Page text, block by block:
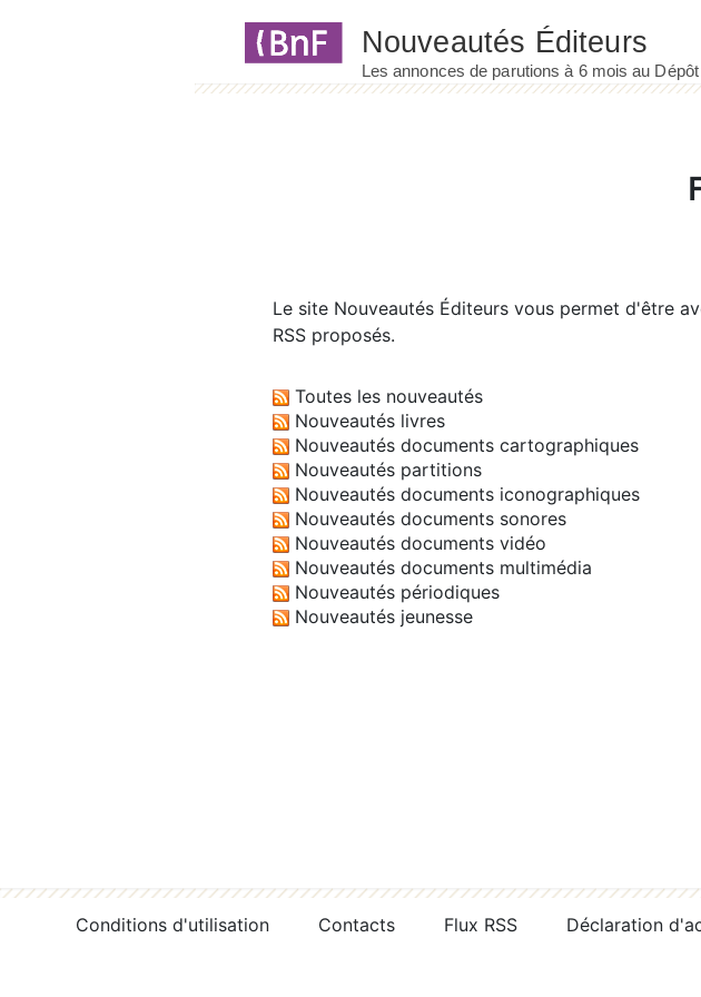
Le site Nouveautés Éditeurs vous permet d'être
RSS proposés.
Toutes les nouveautés
Nouveautés livres
Nouveautés documents cartographiques
Nouveautés partitions
Nouveautés documents iconographiques
Nouveautés documents sonores
Nouveautés documents vidéo
Nouveautés documents multimédia
Nouveautés périodiques
Nouveautés jeunesse
Conditions d'utilisation Contacts Flux RSS Déclaration